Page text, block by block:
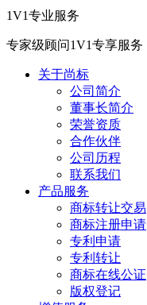
1V1专业服务
专家级顾问1V1专享服务
关于尚标
公司简介
董事长简介
荣誉资质
合作伙伴
公司历程
联系我们
产品服务
商标转让交易
商标注册申请
专利申请
专利转让
商标在线公证
版权登记